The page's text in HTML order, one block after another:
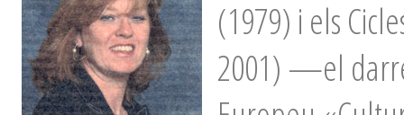
(1979) i els
2001) —el